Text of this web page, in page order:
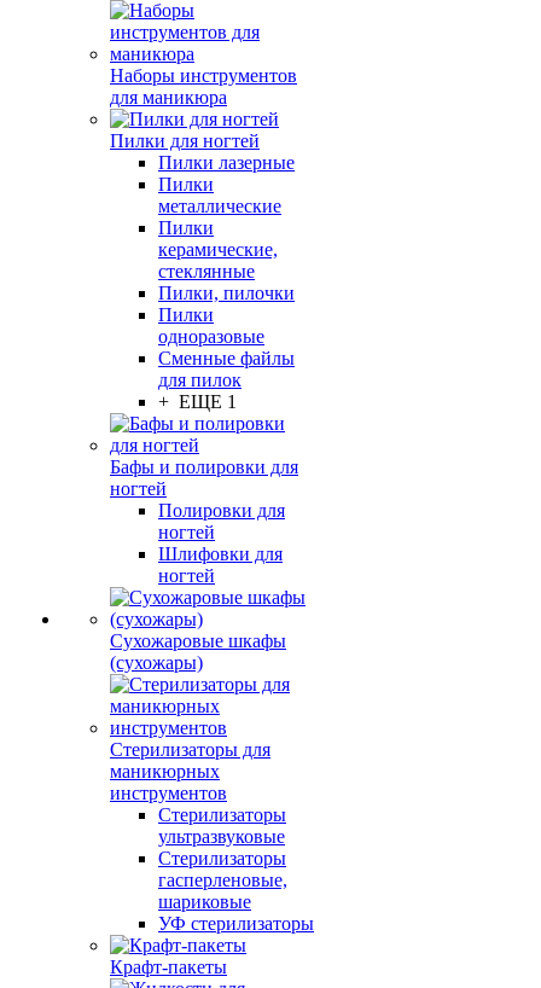
Наборы инструментов
для маникюра
Пилки для ногтей
Пилки лазерные
Пилки
металлические
Пилки
керамические,
стеклянные
Пилки, пилочки
Пилки
одноразовые
Сменные файлы
для пилок
+ ЕЩЕ 1
Бафы и полировки для
ногтей
Полировки для
ногтей
Шлифовки для
ногтей
Сухожаровые шкафы
(сухожары)
Стерилизаторы для
маникюрных
инструментов
Стерилизаторы
ультразвуковые
Стерилизаторы
гасперленовые,
шариковые
УФ стерилизаторы
Крафт-пакеты